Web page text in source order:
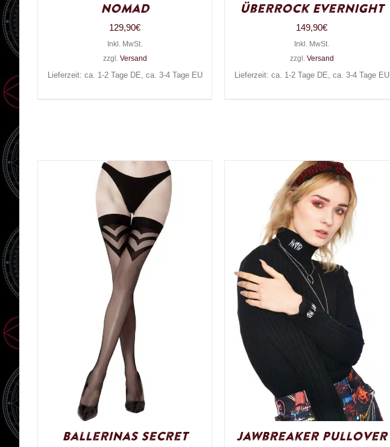
Nomad
129,90€
Inkl. MwSt.
zzgl. Versand
Lieferzeit: ca. 1-2 Tage DE, ca. 3-4 Tage EU
Überrock Evernight
149,90€
Inkl. MwSt.
zzgl. Versand
Lieferzeit: ca. 1-2 Tage DE, ca. 3-4 Tage EU
Ballerinas Secret
Jawbreaker Pullover